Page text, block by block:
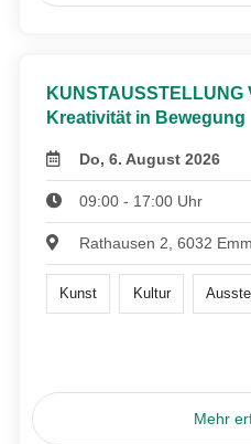
KUNSTAUSSTELLUNG
Kreativität in Bewegung
Do, 6. August 2026
09:00 - 17:00 Uhr
Rathausen 2, 6032
Kunst Kultur
Mehr